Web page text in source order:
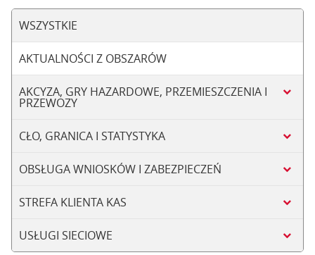
WSZYSTKIE
AKTUALNOŚCI Z OBSZARÓW
AKCYZA, GRY HAZARDOWE, PRZEMIESZCZENIA I
PRZEWOZY
CŁO, GRANICA I STATYSTYKA
OBSŁUGA WNIOSKÓW I ZABEZPIECZEŃ
STREFA KLIENTA KAS
USŁUGI SIECIOWE